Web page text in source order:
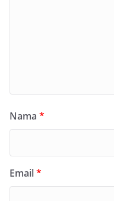
Nama *
Email*